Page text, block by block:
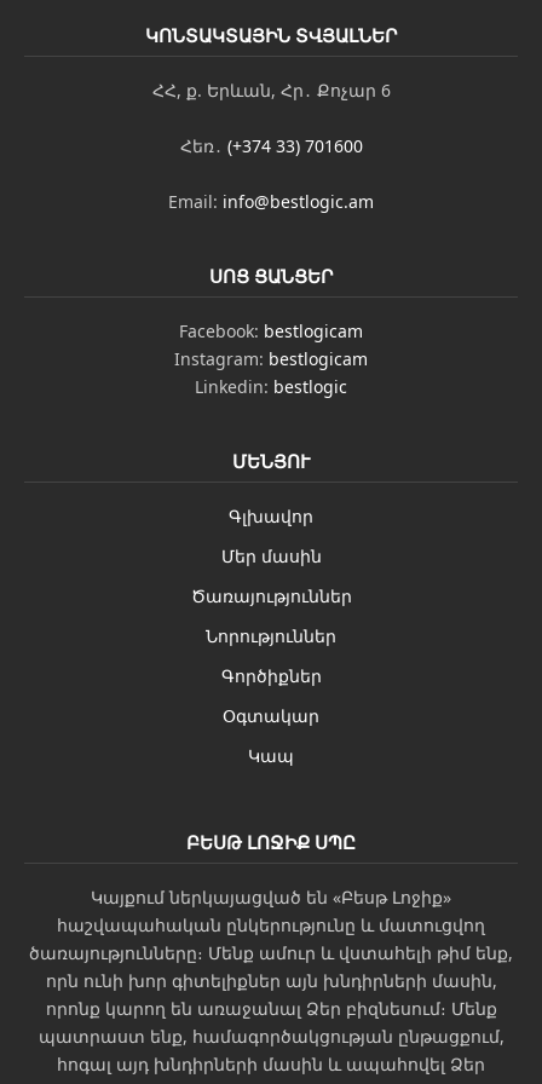
ԿՈՆՏԱԿՏԱՅԻՆ ՏՎՅԱԼՆԵՐ
ՀՀ, ք. Երևան, Հր․ Քոչար 6
Հեռ․ (+374 33) 701600
Email: info@bestlogic.am
ՍՈՑ ՑԱՆՑԵՐ
Facebook: bestlogicam
Instagram: bestlogicam
Linkedin: bestlogic
ՄԵՆՅՈՒ
Գլխավոր
Մեր մասին
Ծառայություններ
Նորություններ
Գործիքներ
Օգտակար
Կապ
ԲԵՍԹ ԼՈՋԻՔ ՍՊԸ
Կայքում ներկայացված են «Բեսթ Լոջիք»
հաշվապահական ընկերությունը և մատուցվող
ծառայությունները։ Մենք ամուր և վստահելի թիմ ենք,
որն ունի խոր գիտելիքներ այն խնդիրների մասին,
որոնք կարող են առաջանալ Ձեր բիզնեսում։ Մենք
պատրաստ ենք, համագործակցության ընթացքում,
հոգալ այդ խնդիրների մասին և ապահովել Ձեր